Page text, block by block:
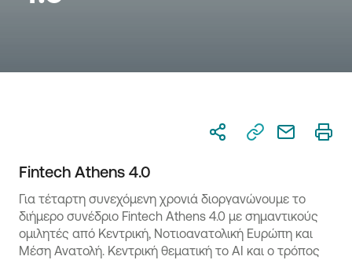
Fintech Athens 4.0
Για τέταρτη συνεχόμενη χρονιά διοργανώνουμε το
διήμερο συνέδριο Fintech Athens 4.0 με σημαντικούς
ομιλητές από Κεντρική, Νοτιοανατολική Ευρώπη και
Μέση Ανατολή. Κεντρική θεματική το ΑΙ και ο τρόπος